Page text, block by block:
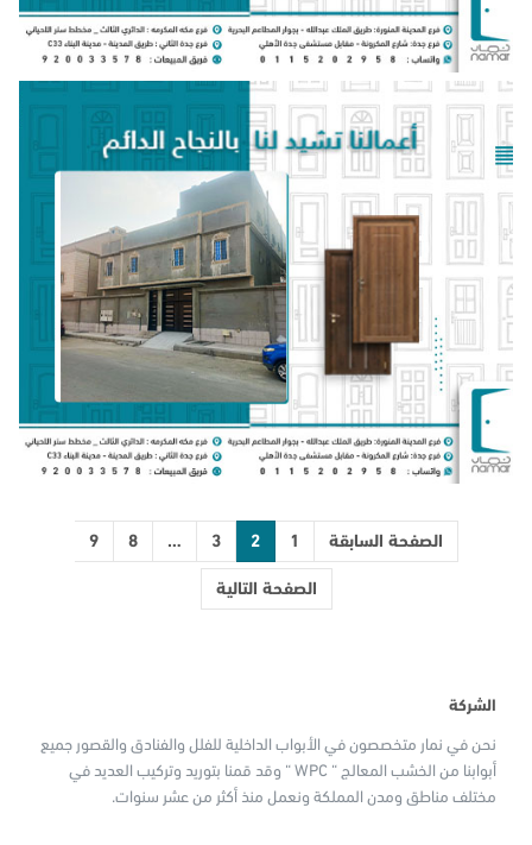
الصفحة السابقة 1
2
3
…
8
9
الصفحة التالية
الشركة
نحن في نمار متخصصون في الأبواب الداخلية للفلل والفنادق والقصور جميع
أبوابنا من الخشب المعالج “ WPC “ وقد قمنا بتوريد وتركيب العديد في
مختلف مناطق ومدن المملكة ونعمل منذ أكثر من عشر سنوات.